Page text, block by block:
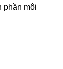
phần môi